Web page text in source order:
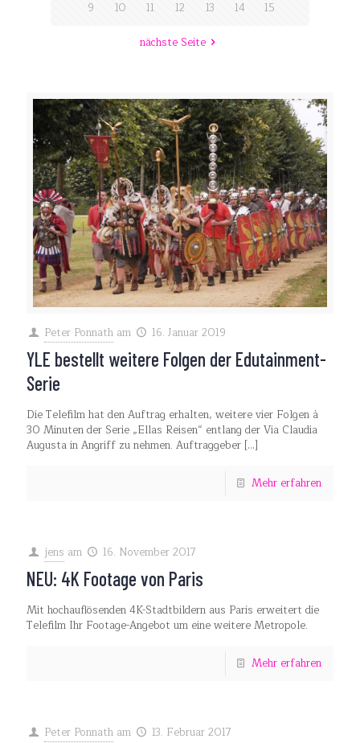
9 10 11 12 13 14
15
nächste Seite
Peter Ponnath am 16. Januar 2019
YLE bestellt weitere Folgen der Edutainment-
Serie
Die Telefilm hat den Auftrag erhalten, weitere vier Folgen à
30 Minuten der Serie „Ellas Reisen“ entlang der Via Claudia
Augusta in Angriff zu nehmen. Auftraggeber […]
Mehr erfahren
jens am 16. November 2017
NEU: 4K Footage von Paris
Mit hochauflösenden 4K-Stadtbildern aus Paris erweitert die
Telefilm Ihr Footage-Angebot um eine weitere Metropole.
Mehr erfahren
Peter Ponnath am 13. Februar 2017